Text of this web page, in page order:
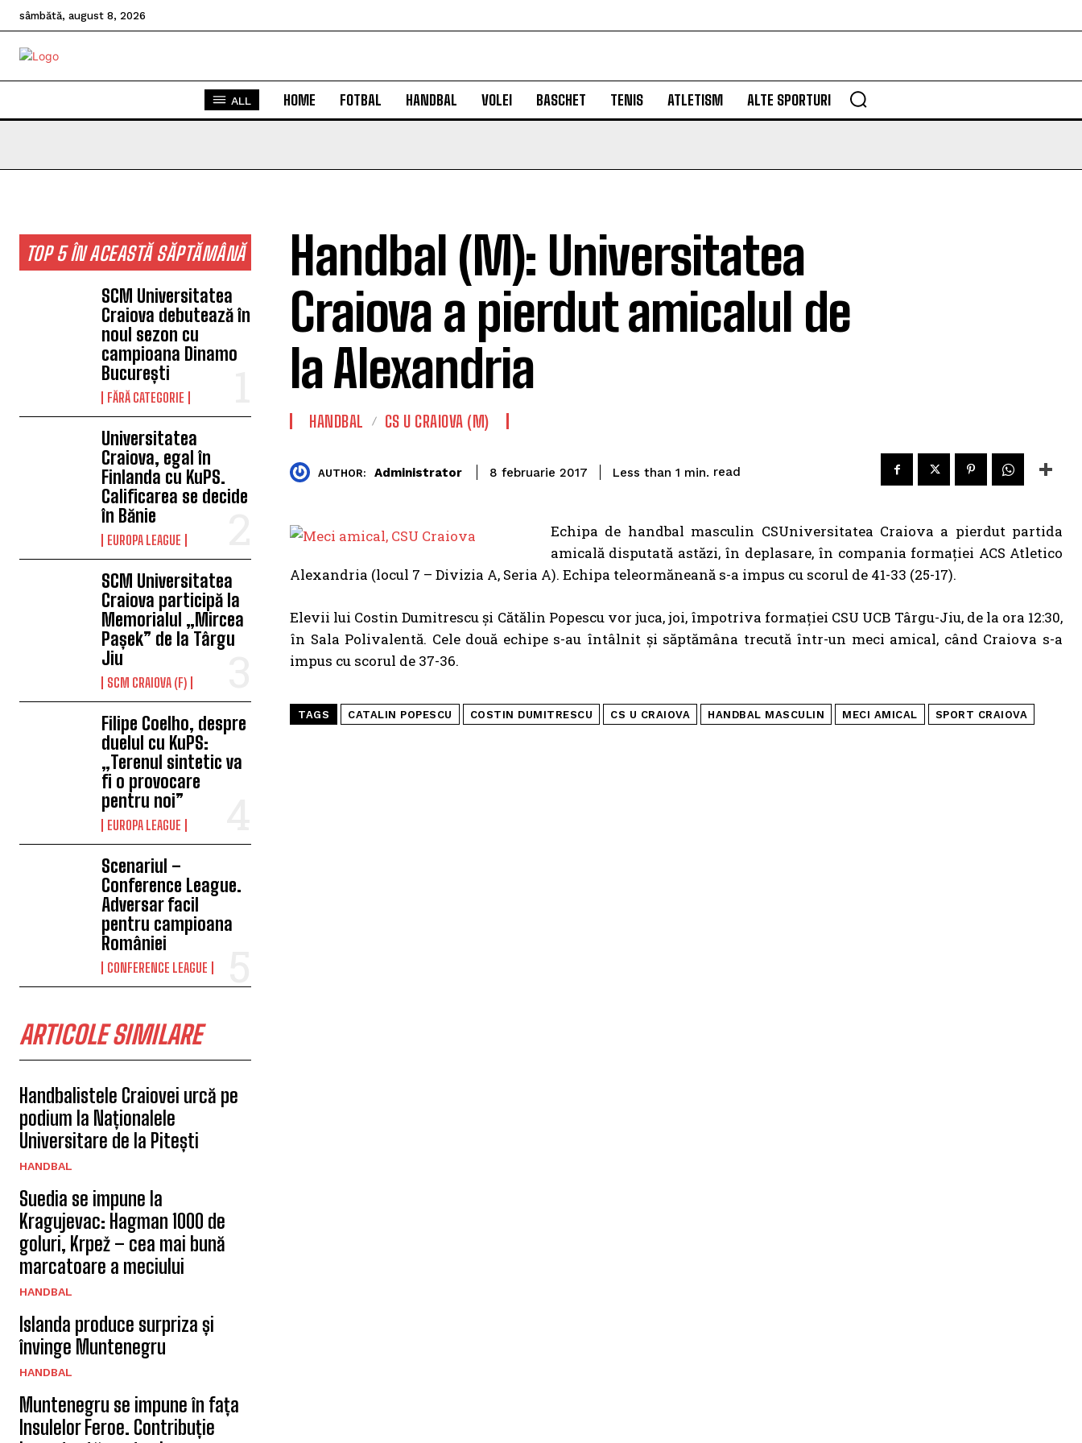
sâmbătă, august 8, 2026
ALL HOME FOTBAL HANDBAL VOLEI BASCHET TENIS ATLETISM ALTE SPORTURI
TOP 5 ÎN ACEASTĂ SĂPTĂMÂNĂ
SCM Universitatea
Craiova debutează în
noul sezon cu
campioana Dinamo
București
FĂRĂ CATEGORIE
Universitatea
Craiova, egal în
Finlanda cu KuPS.
Calificarea se decide
în Bănie
EUROPA LEAGUE
SCM Universitatea
Craiova participă la
Memorialul „Mircea
Pașek” de la Târgu
Jiu
SCM CRAIOVA (F)
Filipe Coelho, despre
duelul cu KuPS:
„Terenul sintetic va
fi o provocare
pentru noi”
EUROPA LEAGUE
Scenariul –
Conference League.
Adversar facil
pentru campioana
României
CONFERENCE LEAGUE
ARTICOLE SIMILARE
Handbalistele Craiovei urcă pe
podium la Naționalele
Universitare de la Pitești
HANDBAL
Suedia se impune la
Kragujevac: Hagman 1000 de
goluri, Krpež – cea mai bună
marcatoare a meciului
HANDBAL
Islanda produce surpriza și
învinge Muntenegru
HANDBAL
Muntenegru se impune în fața
Insulelor Feroe. Contribuție
Handbal (M): Universitatea
Craiova a pierdut amicalul de
la Alexandria
HANDBAL CS U CRAIOVA (M)
AUTHOR: Administrator 8 februarie 2017 Less than 1 min. read
Echipa de handbal masculin CSUniversitatea Craiova a pierdut partida
amicală disputată astăzi, în deplasare, în compania formației ACS Atletico
Alexandria (locul 7 – Divizia A, Seria A). Echipa teleormăneană s-a impus cu scorul de 41-33 (25-17).
Elevii lui Costin Dumitrescu și Cătălin Popescu vor juca, joi, împotriva formației CSU UCB Târgu-Jiu, de la ora 12:30,
în Sala Polivalentă. Cele două echipe s-au întâlnit şi săptămâna trecută într-un meci amical, când Craiova s-a
impus cu scorul de 37-36.
TAGS CATALIN POPESCU COSTIN DUMITRESCU CS U CRAIOVA HANDBAL MASCULIN MECI AMICAL SPORT CRAIOVA